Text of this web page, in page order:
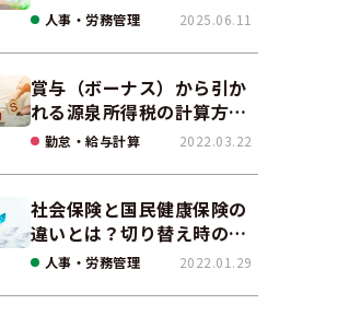
事例、手続きの注意点を解
人事・労務管理 2025.06.11
賞与（ボーナス）から引か
れる源泉所得税の計算方法
をわかりやすく解説
勤怠・給与計算 2022.03.22
社会保険と国民健康保険の
違いとは？切り替え時の手
続きや任意継続について解
人事・労務管理 2022.01.29